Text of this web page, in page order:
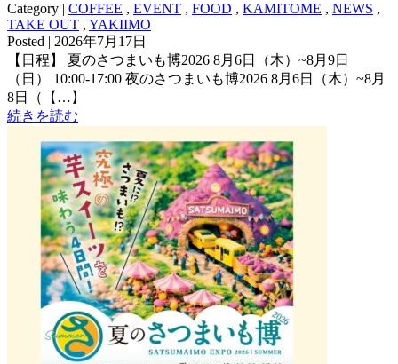
Category | COFFEE , EVENT , FOOD , KAMITOME , NEWS ,
TAKE OUT , YAKIIMO
Posted | 2026年7月17日
【日程】 夏のさつまいも博2026 8月6日（木）~8月9日
（日） 10:00-17:00 夜のさつまいも博2026 8月6日（木）~8月
8日（【…】
続きを読む